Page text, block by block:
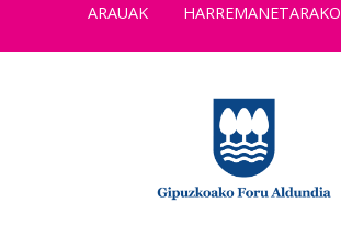
ARAUAK
HARREMANETARAKO